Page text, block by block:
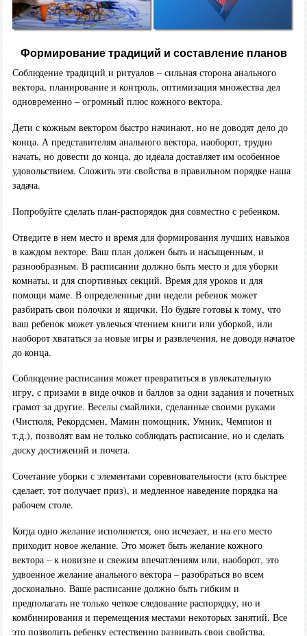
Формирование традиций и составление планов
Соблюдение традиций и ритуалов – сильная сторона анального
вектора, планирование и контроль, оптимизация множества дел
одновременно – огромный плюс кожного вектора.
Дети с кожным вектором быстро начинают, но не доводят дело до
конца. А представителям анального вектора, наоборот, трудно
начать, но довести до конца, до идеала доставляет им особенное
удовольствием. Сложить эти свойства в правильном порядке наша
задача.
Попробуйте сделать план-распорядок дня совместно с ребенком.
Отведите в нем место и время для формирования лучших навыков
в каждом векторе. Ваш план должен быть и насыщенным, и
разнообразным. В расписании должно быть место и для уборки
комнаты, и для спортивных секций. Время для уроков и для
помощи маме. В определенные дни недели ребенок может
разбирать свои полочки и ящички. Но будьте готовы к тому, что
ваш ребенок может увлечься чтением книги или уборкой, или
наоборот хвататься за новые игры и развлечения, не доводя начатое
до конца.
Соблюдение расписания может превратиться в увлекательную
игру, с призами в виде очков и баллов за одни задания и почетных
грамот за другие. Веселы смайлики, сделанные своими руками
(Чистюля, Рекордсмен, Мамин помощник, Умник, Чемпион и
т.д.), позволят вам не только соблюдать расписание, но и сделать
доску достижений и почета.
Сочетание уборки с элементами соревновательности (кто быстрее
сделает, тот получает приз), и медленное наведение порядка на
рабочем столе.
Когда одно желание исполняется, оно исчезает, и на его место
приходит новое желание. Это может быть желание кожного
вектора – к новизне и свежим впечатлениям или, наоборот, это
удвоенное желание анального вектора – разобраться во всем
досконально. Ваше расписание должно быть гибким и
предполагать не только четкое следование распорядку, но и
комбинирования и перемещения местами некоторых занятий. Все
это позволить ребенку естественно развивать свои свойства,